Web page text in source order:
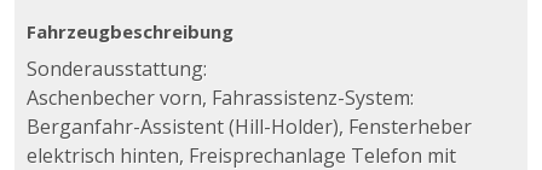
Fahrzeugbeschreibung
Sonderausstattung:
Aschenbecher vorn, Fahrassistenz-System:
Berganfahr-Assistent (Hill-Holder), Fensterheber
elektrisch hinten, Freisprechanlage Telefon mit